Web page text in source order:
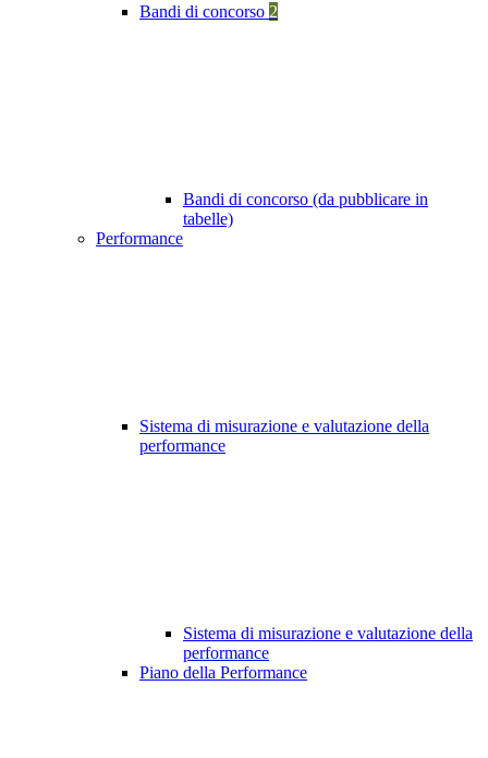
Bandi di concorso 2
Bandi di concorso (da pubblicare in
tabelle)
Performance
Sistema di misurazione e valutazione della
performance
Sistema di misurazione e valutazione della
performance
Piano della Performance